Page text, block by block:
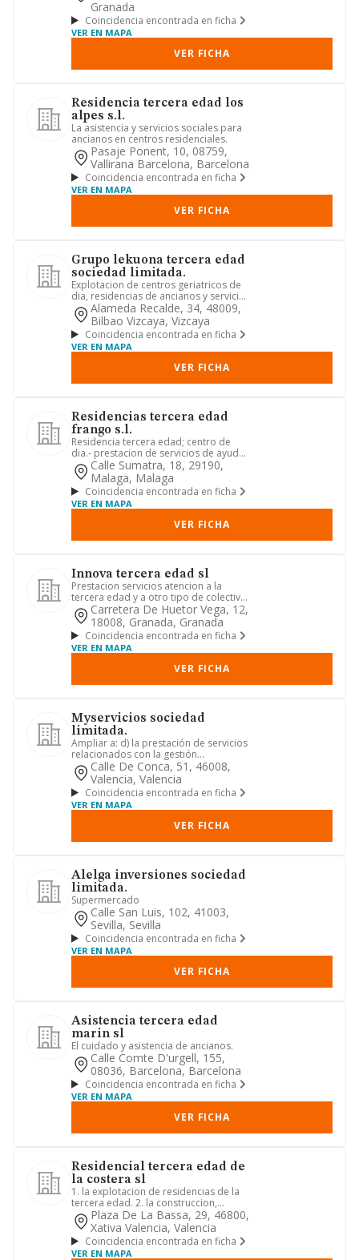
Granada
Coincidencia encontrada en ficha
VER EN MAPA
VER FICHA
Residencia tercera edad los
alpes s.l.
La asistencia y servicios sociales para
ancianos en centros residenciales.
Pasaje Ponent, 10, 08759,
Vallirana Barcelona, Barcelona
Coincidencia encontrada en ficha
VER EN MAPA
VER FICHA
Grupo lekuona tercera edad
sociedad limitada.
Explotacion de centros geriatricos de
dia, residencias de ancianos y servicios
relacionados.
Alameda Recalde, 34, 48009,
Bilbao Vizcaya, Vizcaya
Coincidencia encontrada en ficha
VER EN MAPA
VER FICHA
Residencias tercera edad
frango s.l.
Residencia tercera edad; centro de
dia.- prestacion de servicios de ayuda
a domicilio para personas...
Calle Sumatra, 18, 29190,
Malaga, Malaga
Coincidencia encontrada en ficha
VER EN MAPA
VER FICHA
Innova tercera edad sl
Prestacion servicios atencion a la
tercera edad y a otro tipo de colectivo
social. comercializacion...
Carretera De Huetor Vega, 12,
18008, Granada, Granada
Coincidencia encontrada en ficha
VER EN MAPA
VER FICHA
Myservicios sociedad
limitada.
Ampliar a: d) la prestación de servicios
relacionados con la gestión
empresarial, administrativos y...
Calle De Conca, 51, 46008,
Valencia, Valencia
Coincidencia encontrada en ficha
VER EN MAPA
VER FICHA
Alelga inversiones sociedad
limitada.
Supermercado
Calle San Luis, 102, 41003,
Sevilla, Sevilla
Coincidencia encontrada en ficha
VER EN MAPA
VER FICHA
Asistencia tercera edad
marin sl
El cuidado y asistencia de ancianos.
Calle Comte D'urgell, 155,
08036, Barcelona, Barcelona
Coincidencia encontrada en ficha
VER EN MAPA
VER FICHA
Residencial tercera edad de
la costera sl
1. la explotacion de residencias de la
tercera edad. 2. la construccion,
promocion o explotacion en...
Plaza De La Bassa, 29, 46800,
Xativa Valencia, Valencia
Coincidencia encontrada en ficha
VER EN MAPA